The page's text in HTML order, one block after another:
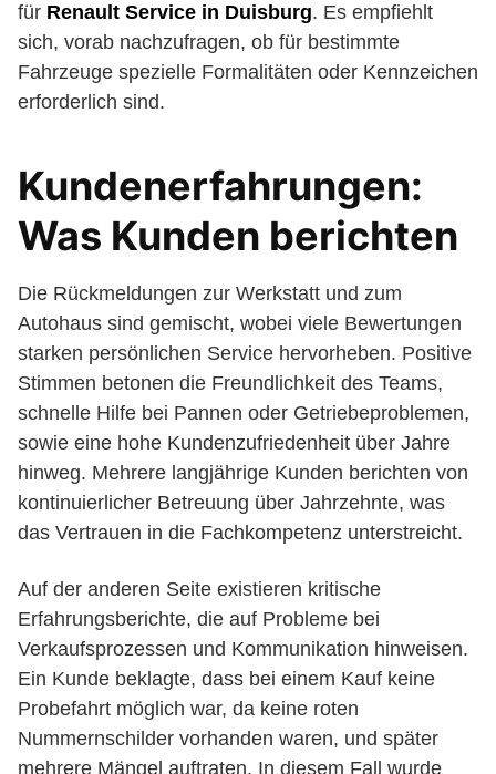
für Renault Service in Duisburg. Es empfiehlt
sich, vorab nachzufragen, ob für bestimmte
Fahrzeuge spezielle Formalitäten oder Kennzeichen
erforderlich sind.
Kundenerfahrungen:
Was Kunden berichten
Die Rückmeldungen zur Werkstatt und zum
Autohaus sind gemischt, wobei viele Bewertungen
starken persönlichen Service hervorheben. Positive
Stimmen betonen die Freundlichkeit des Teams,
schnelle Hilfe bei Pannen oder Getriebeproblemen,
sowie eine hohe Kundenzufriedenheit über Jahre
hinweg. Mehrere langjährige Kunden berichten von
kontinuierlicher Betreuung über Jahrzehnte, was
das Vertrauen in die Fachkompetenz unterstreicht.
Auf der anderen Seite existieren kritische
Erfahrungsberichte, die auf Probleme bei
Verkaufsprozessen und Kommunikation hinweisen.
Ein Kunde beklagte, dass bei einem Kauf keine
Probefahrt möglich war, da keine roten
Nummernschilder vorhanden waren, und später
mehrere Mängel auftraten. In diesem Fall wurde